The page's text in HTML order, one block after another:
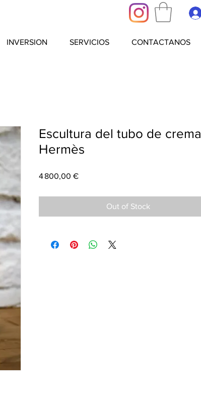
INVERSION SERVICIOS CONTACTANOS
Escultura del tubo de crema
Hermès
4 800,00 €Price
Out of Stock